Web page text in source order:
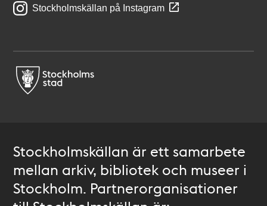
Stockholmskällan på Instagram
Stockholmskällan är ett samarbete
mellan arkiv, bibliotek och museer i
Stockholm. Partnerorganisationer